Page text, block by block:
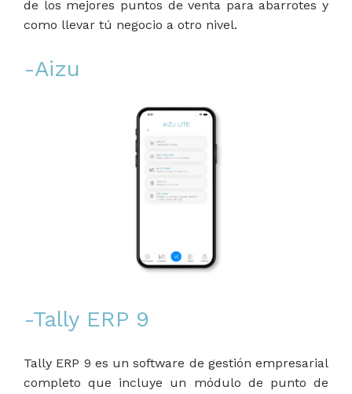
de los mejores puntos de venta para abarrotes y
como llevar tú negocio a otro nivel.
-Aizu
-Tally ERP 9
Tally ERP 9 es un software de gestión empresarial
completo que incluye un módulo de punto de